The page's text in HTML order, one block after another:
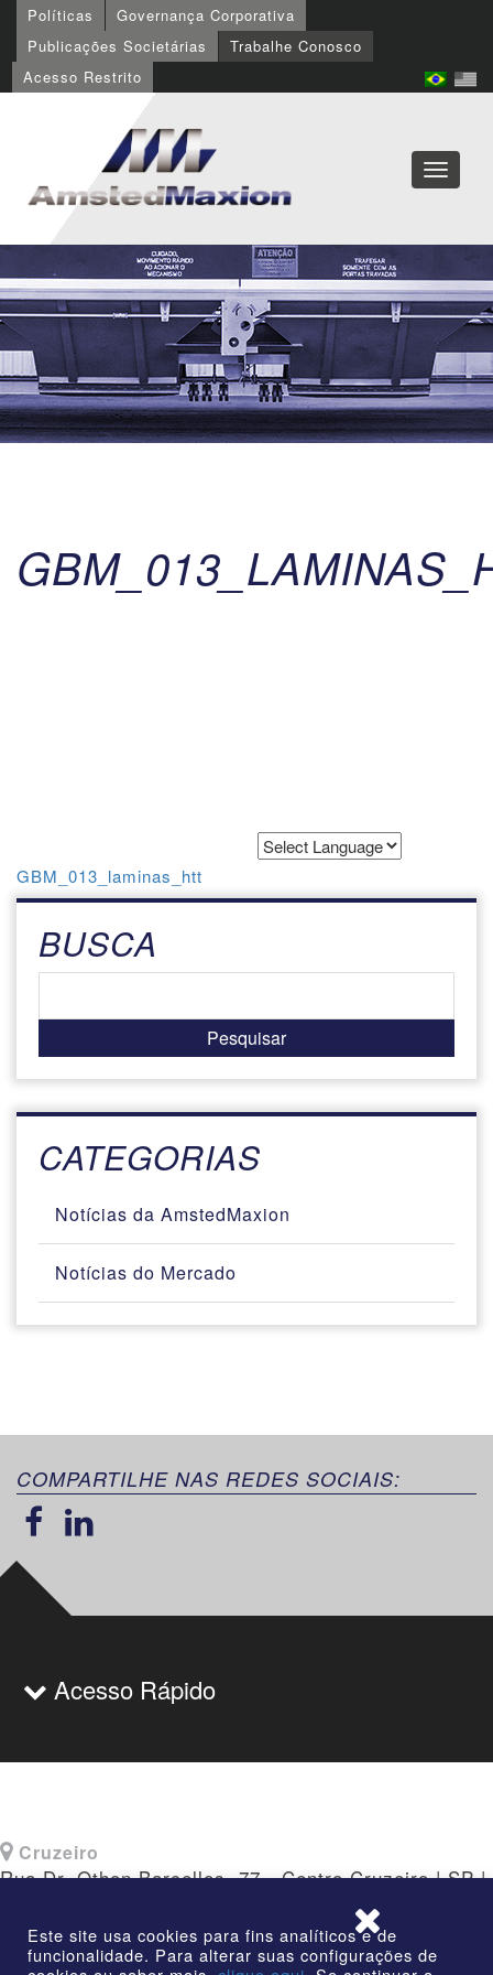
Políticas
Governança Corporativa
Publicações Societárias
Trabalhe Conosco
Acesso Restrito
GBM_013_laminas_htt
BUSCA
CATEGORIAS
Notícias da AmstedMaxion
Notícias do Mercado
COMPARTILHE NAS REDES SOCIAIS:
Acesso Rápido
Cruzeiro
Rua Dr. Othon Barcellos, 77 - Centro Cruzeiro | SP |
Este site usa cookies para fins analíticos e de
funcionalidade. Para alterar suas configurações de